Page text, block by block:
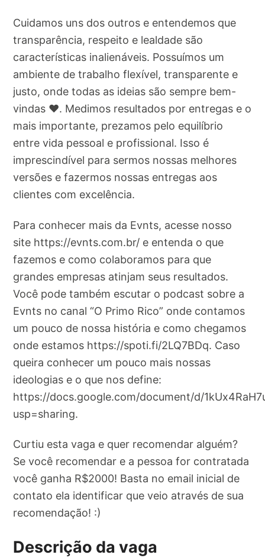
Cuidamos uns dos outros e entendemos que
transparência, respeito e lealdade são
características inalienáveis. Possuímos um
ambiente de trabalho flexível, transparente e
justo, onde todas as ideias são sempre bem-
vindas ❤️. Medimos resultados por entregas e o
mais importante, prezamos pelo equilíbrio
entre vida pessoal e profissional. Isso é
imprescindível para sermos nossas melhores
versões e fazermos nossas entregas aos
clientes com excelência.
Para conhecer mais da Evnts, acesse nosso
site https://evnts.com.br/ e entenda o que
fazemos e como colaboramos para que
grandes empresas atinjam seus resultados.
Você pode também escutar o podcast sobre a
Evnts no canal “O Primo Rico” onde contamos
um pouco de nossa história e como chegamos
onde estamos https://spoti.fi/2LQ7BDq. Caso
queira conhecer um pouco mais nossas
ideologias e o que nos define:
https://docs.google.com/document/d/
usp=sharing.
Curtiu esta vaga e quer recomendar alguém?
Se você recomendar e a pessoa for contratada
você ganha R$2000! Basta no email inicial de
contato ela identificar que veio através de sua
recomendação! :)
Descrição da vaga